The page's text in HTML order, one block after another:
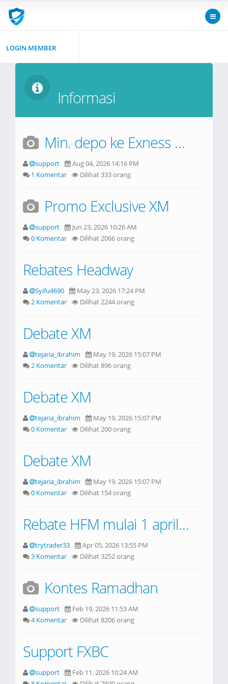
LOGIN MEMBER
Informasi
Min. depo ke Exness bukan $50, apalagi $100 !
support
Aug 04, 2026 14:16 PM
1 Komentar
Dilihat 333 orang
Promo Exclusive XM
support
Jun 23, 2026 10:26 AM
0 Komentar
Dilihat 2066 orang
Rebates Headway
Syifu4690
May 23, 2026 17:24 PM
2 Komentar
Dilihat 2244 orang
Debate XM
tejaria_ibrahim
May 19, 2026 15:07 PM
2 Komentar
Dilihat 896 orang
Debate XM
tejaria_ibrahim
May 19, 2026 15:07 PM
0 Komentar
Dilihat 200 orang
Debate XM
tejaria_ibrahim
May 19, 2026 15:07 PM
0 Komentar
Dilihat 154 orang
Rebate HFM mulai 1 april blom turun
trytrader33
Apr 05, 2026 13:55 PM
3 Komentar
Dilihat 3252 orang
Kontes Ramadhan
support
Feb 19, 2026 11:53 AM
4 Komentar
Dilihat 8206 orang
Support FXBC
support
Feb 11, 2026 10:24 AM